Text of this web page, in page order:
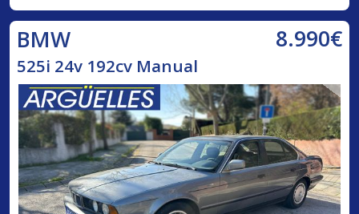
BMW 8.990€
525i 24v 192cv Manual